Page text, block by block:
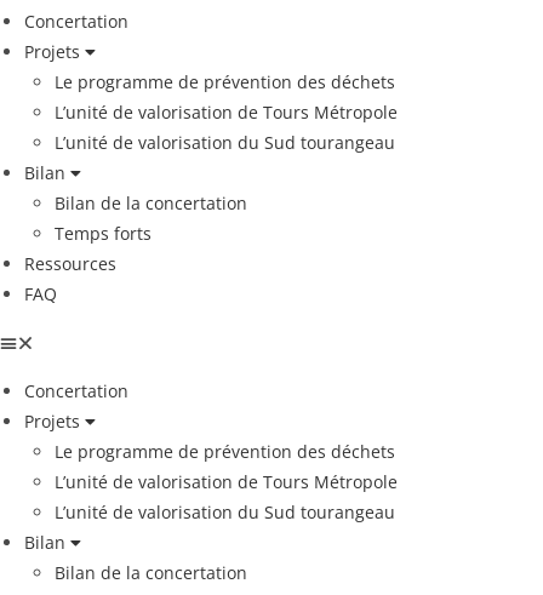
Concertation
Projets
Le programme de prévention des déchets
L’unité de valorisation de Tours Métropole
L’unité de valorisation du Sud tourangeau
Bilan
Bilan de la concertation
Temps forts
Ressources
FAQ
Concertation
Projets
Le programme de prévention des déchets
L’unité de valorisation de Tours Métropole
L’unité de valorisation du Sud tourangeau
Bilan
Bilan de la concertation